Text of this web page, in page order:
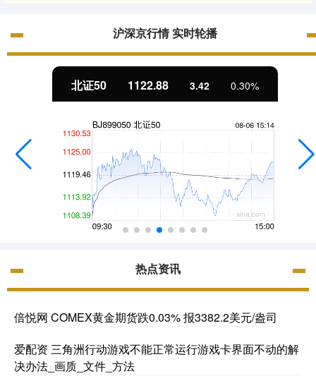
沪深京行情 实时轮播
北证50 1122.88 3.42 0.30%
热点资讯
倍悦网 COMEX黄金期货跌0.03% 报3382.2美元/盎司
爱配资 三角洲行动游戏不能正常运行游戏卡界面不动的解
决办法_画质_文件_方法